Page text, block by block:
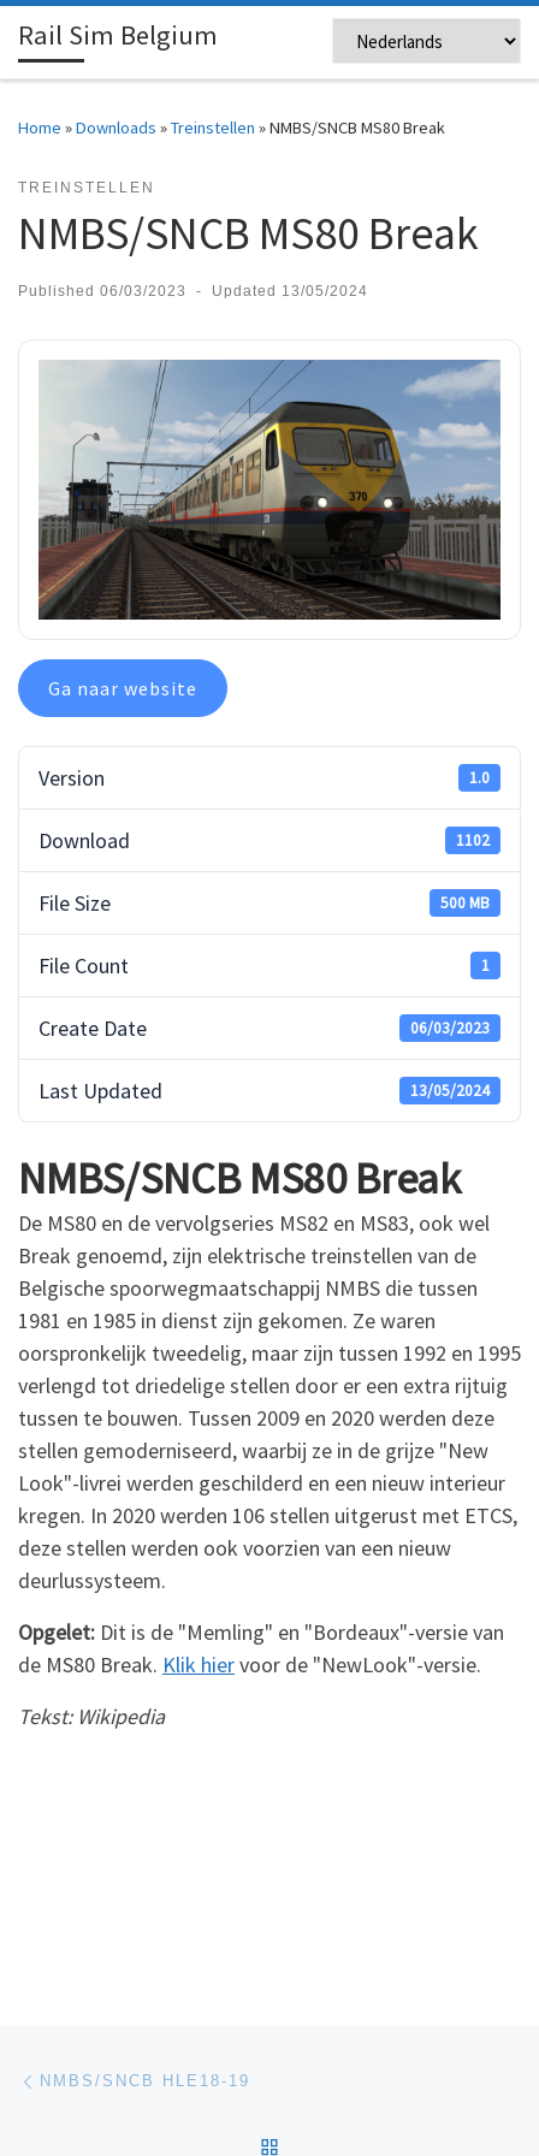
Skip to content
Rail Sim Belgium
Home »Downloads »Treinstellen »NMBS/SNCB MS80 Break
TREINSTELLEN
NMBS/SNCB MS80 Break
Published 06/03/2023 - Updated 13/05/2024
Ga naar website
Version 1.0
Download 1102
File Size 500 MB
File Count 1
Create Date 06/03/2023
Last Updated 13/05/2024
NMBS/SNCB MS80 Break
De MS80 en de vervolgseries MS82 en MS83, ook wel
Break genoemd, zijn elektrische treinstellen van de
Belgische spoorwegmaatschappij NMBS die tussen
1981 en 1985 in dienst zijn gekomen. Ze waren
oorspronkelijk tweedelig, maar zijn tussen 1992 en 1995
verlengd tot driedelige stellen door er een extra rijtuig
tussen te bouwen. Tussen 2009 en 2020 werden deze
stellen gemoderniseerd, waarbij ze in de grijze "New
Look"-livrei werden geschilderd en een nieuw interieur
kregen. In 2020 werden 106 stellen uitgerust met ETCS,
deze stellen werden ook voorzien van een nieuw
deurlussysteem.
Opgelet: Dit is de "Memling" en "Bordeaux"-versie van
de MS80 Break. Klik hiervoor de "NewLook"-versie.
Tekst: Wikipedia
Post navigation
NMBS/SNCB HLE18-19